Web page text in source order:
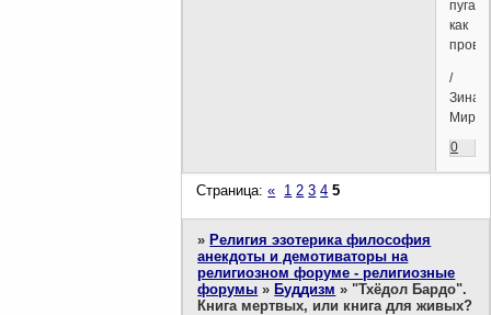
пугает,
как
/
0
Страница:« 1 2 3 4 5
» Религия эзотерика философия
анекдоты и демотиваторы на
религиозном форуме - религиозные
форумы » Буддизм » "Тхёдол Бардо".
Книга мертвых, или книга для живых?